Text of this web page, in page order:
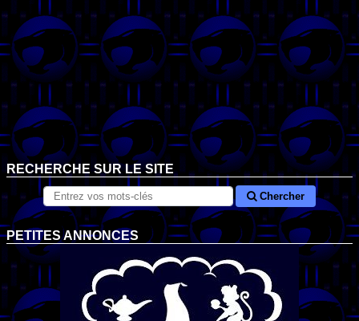
RECHERCHE SUR LE SITE
Chercher
PETITES ANNONCES